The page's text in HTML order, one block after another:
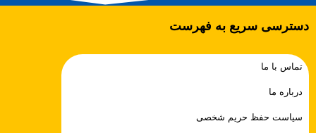
دسترسی سریع به فهرست
تماس با ما
درباره ما
سیاست حفظ حریم شخصی